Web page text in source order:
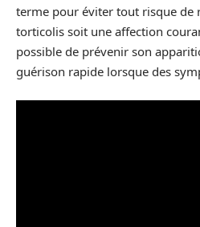
terme pour éviter tout risque de
torticolis soit une affection
possible de prévenir son
guérison rapide lorsque des